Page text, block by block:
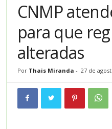
CNMP
para que
alteradas
Por Thais Miranda - 27 de